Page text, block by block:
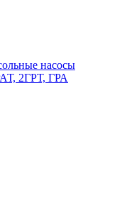
насосы
2ГРТ, ГРА